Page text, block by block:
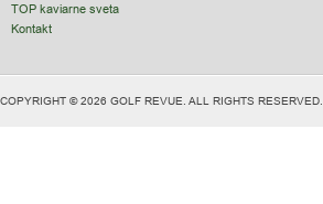
TOP kaviarne sveta
Kontakt
COPYRIGHT © 2026 GOLF REVUE. ALL RIGHTS RESERVED.